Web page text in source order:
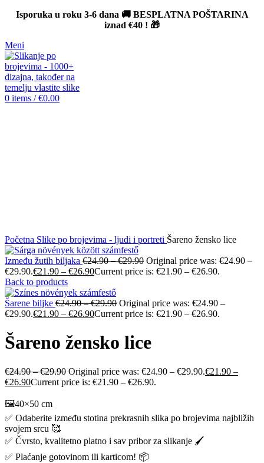
Isporuka u roku 3-6 dana 🚚 BESPLATNA POŠTARINA
iznad €40 ! 🎁
Meni
0 items / €0.00
Početna Slike po brojevima - ljudi i portreti Šareno žensko lice
Između žutih biljaka €24.90–€29.90 Original price was: €24.90 –
€29.90.€21.90 – €26.90Current price is: €21.90 – €26.90.
Back to products
Šarene biljke €24.90–€29.90 Original price was: €24.90 –
€29.90.€21.90 – €26.90Current price is: €21.90 – €26.90.
Šareno žensko lice
€24.90–€29.90 Original price was: €24.90 – €29.90.€21.90 –
€26.90Current price is: €21.90 – €26.90.
🖼️40×50 cm
✅ Odaberite između stotina prekrasnih slika po brojevima najbližih
svojem srcu 🥰
✅ Čvrsto, kvalitetno platno i sav pribor za slikanje 🖌️
✅ Plaćanje gotovinom ili karticom! 📦